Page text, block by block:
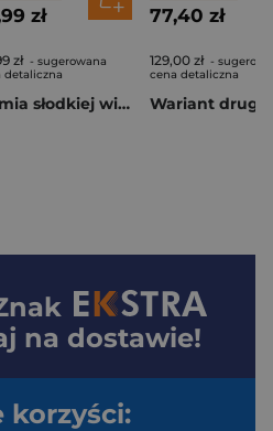
zł
zł - sugerowana
detaliczna
Ziemia słodkiej wieczności
77,40 zł
129,00 zł -
cena detaliczna
Wariant drugi
na dostawie!
korzyści: